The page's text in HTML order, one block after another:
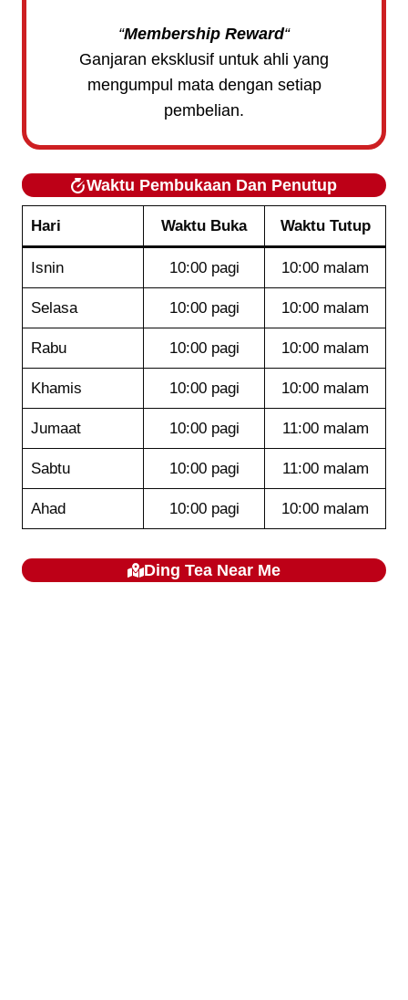
“Membership Reward“
Ganjaran eksklusif untuk ahli yang
mengumpul mata dengan setiap
pembelian.
Waktu Pembukaan Dan Penutup
Hari Waktu Buka Waktu Tutup
Isnin 10:00 pagi 10:00 malam
Selasa 10:00 pagi 10:00 malam
Rabu 10:00 pagi 10:00 malam
Khamis 10:00 pagi 10:00 malam
Jumaat 10:00 pagi 11:00 malam
Sabtu 10:00 pagi 11:00 malam
Ahad 10:00 pagi 10:00 malam
Ding Tea Near Me